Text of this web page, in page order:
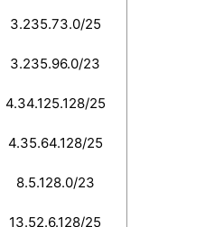
3.235.73.0/25
3.235.96.0/23
4.34.125.128/25
4.35.64.128/25
8.5.128.0/23
13.52.6.128/25